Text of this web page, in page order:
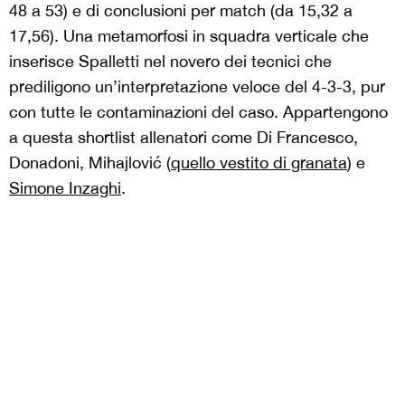
48 a 53) e di conclusioni per match (da 15,32 a
17,56). Una metamorfosi in squadra verticale che
inserisce Spalletti nel novero dei tecnici che
prediligono un’interpretazione veloce del 4-3-3, pur
con tutte le contaminazioni del caso. Appartengono
a questa shortlist allenatori come Di Francesco,
Donadoni, Mihajlović (quello vestito di granata) e
Simone Inzaghi.